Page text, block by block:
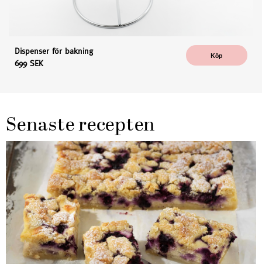
Dispenser för bakning
699 SEK
Köp
Senaste recepten